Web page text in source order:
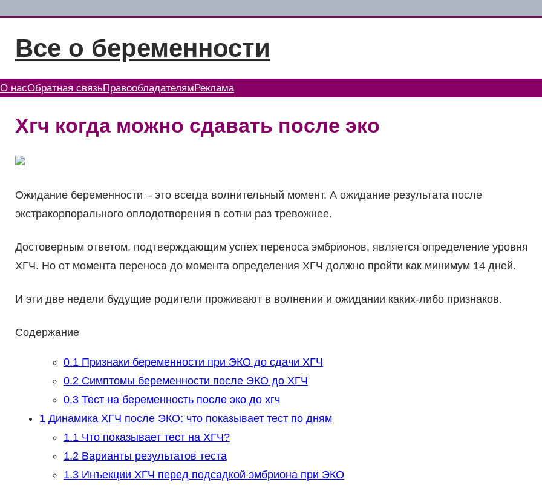
содержимому
Все о беременности
О насОбратная связьПравообладателям Реклама
Хгч когда можно сдавать после эко
Ожидание беременности – это всегда волнительный момент. А ожидание результата после
экстракорпорального оплодотворения в сотни раз тревожнее.
Достоверным ответом, подтверждающим успех переноса эмбрионов, является определение уровня
ХГЧ. Но от момента переноса до момента определения ХГЧ должно пройти как минимум 14 дней.
И эти две недели будущие родители проживают в волнении и ожидании каких-либо признаков.
Содержание
0.1Признаки беременности при ЭКО до сдачи ХГЧ
0.2Симптомы беременности после ЭКО до ХГЧ
0.3Тест на беременность после эко до хгч
1Динамика ХГЧ после ЭКО: что показывает тест по дням
1.1Что показывает тест на ХГЧ?
1.2Варианты результатов теста
1.3Инъекции ХГЧ перед подсадкой эмбриона при ЭКО